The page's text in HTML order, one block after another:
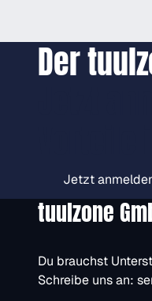
Der
Jetzt
tuulzone
Du brauchst
Schreibe uns an: